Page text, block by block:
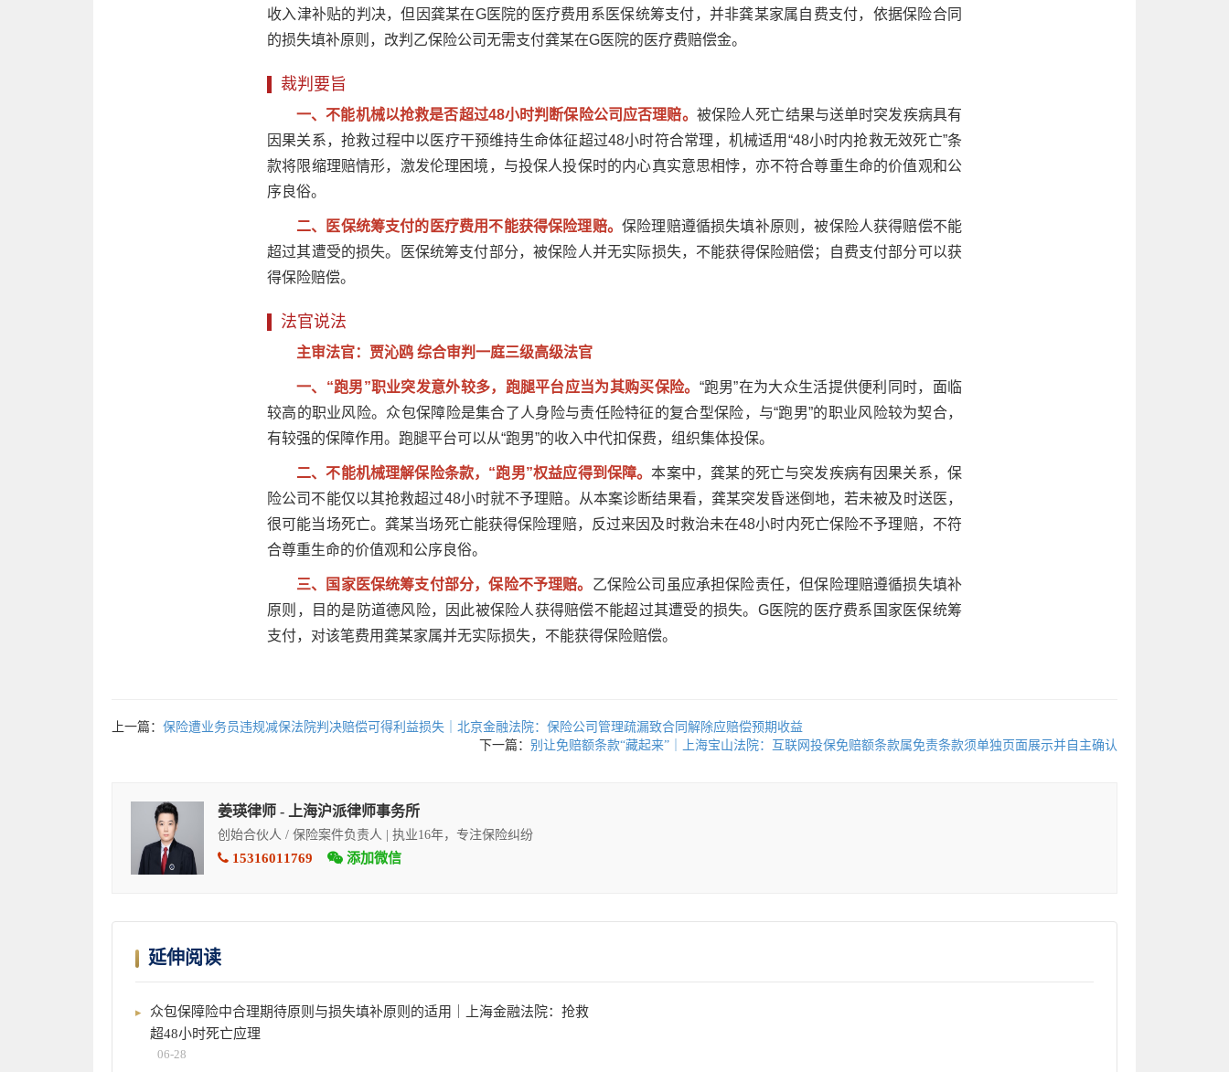
收入津补贴的判决，但因龚某在G医院的医疗费用系医保统筹支付，并非龚某家属自费支付，依据保险合同
的损失填补原则，改判乙保险公司无需支付龚某在G医院的医疗费赔偿金。
裁判要旨
一、不能机械以抢救是否超过48小时判断保险公司应否理赔。 被保险人死亡结果与送单时突发疾病具有
因果关系，抢救过程中以医疗干预维持生命体征超过48小时符合常理，机械适用“48小时内抢救无效死亡”条
款将限缩理赔情形，激发伦理困境，与投保人投保时的内心真实意思相悖，亦不符合尊重生命的价值观和公
序良俗。
二、医保统筹支付的医疗费用不能获得保险理赔。 保险理赔遵循损失填补原则，被保险人获得赔偿不能
超过其遭受的损失。医保统筹支付部分，被保险人并无实际损失，不能获得保险赔偿；自费支付部分可以获
得保险赔偿。
法官说法
主审法官：贾沁鸥 综合审判一庭三级高级法官
一、“跑男”职业突发意外较多，跑腿平台应当为其购买保险。 “跑男”在为大众生活提供便利同时，面临
较高的职业风险。众包保障险是集合了人身险与责任险特征的复合型保险，与“跑男”的职业风险较为契合，
有较强的保障作用。跑腿平台可以从“跑男”的收入中代扣保费，组织集体投保。
二、不能机械理解保险条款，“跑男”权益应得到保障。本案中，龚某的死亡与突发疾病有因果关系，保
险公司不能仅以其抢救超过48小时就不予理赔。从本案诊断结果看，龚某突发昏迷倒地，若未被及时送医，
很可能当场死亡。龚某当场死亡能获得保险理赔，反过来因及时救治未在48小时内死亡保险不予理赔，不符
合尊重生命的价值观和公序良俗。
三、国家医保统筹支付部分，保险不予理赔。 乙保险公司虽应承担保险责任，但保险理赔遵循损失填补
原则，目的是防道德风险，因此被保险人获得赔偿不能超过其遭受的损失。G医院的医疗费系国家医保统筹
支付，对该笔费用龚某家属并无实际损失，不能获得保险赔偿。
上一篇： 保险遭业务员违规减保法院判决赔偿可得利益损失｜北京金融法院：保险公司管理疏漏致合同解除应赔偿预期收益
下一篇： 别让免赔额条款“藏起来”｜上海宝山法院：互联网投保免赔额条款属免责条款须单独页面展示并自主确认
姜瑛律师 - 上海沪派律师事务所
创始合伙人 / 保险案件负责人 | 执业16年，专注保险纠纷
15316011769 添加微信
延伸阅读
众包保障险中合理期待原则与损失填补原则的适用｜上海金融法院：抢救
超48小时死亡应理
06-28